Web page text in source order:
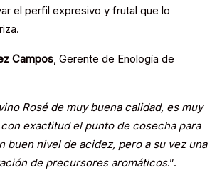
el perfil expresivo y frutal que lo
Campos, Gerente de Enología de
Rosé de muy buena calidad, es muy
exactitud el punto de cosecha para
buen nivel de acidez, pero a su vez una
de precursores aromáticos.”.